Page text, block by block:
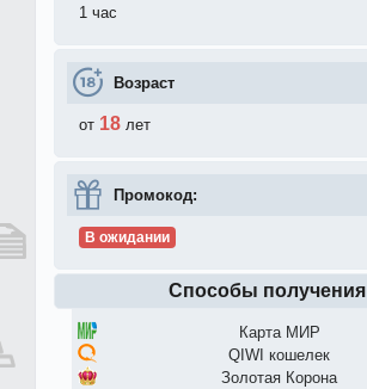
1 час
Возраст
от 18 лет
Промокод:
В ожидании
Способы получения
Карта МИР
QIWI кошелек
Золотая Корона